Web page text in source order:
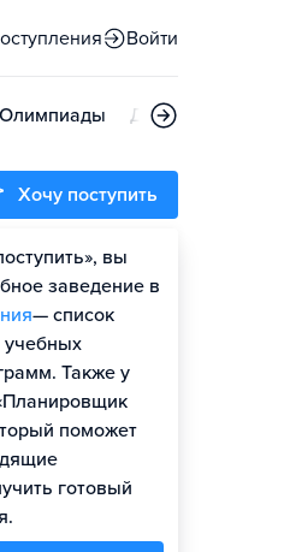
Войти
Олимпиады Дни открытых
Хочу поступить
вы
заведение в
— список
Также у
поможет
готовый